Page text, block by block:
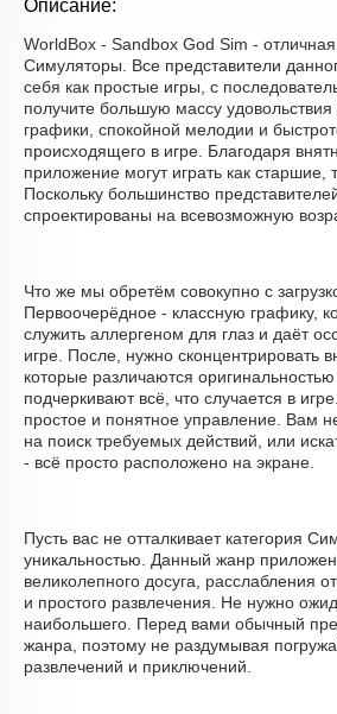
Описание:
WorldBox - Sandbox God Sim -
Симуляторы. Все представители
себя как простые игры, с
получите большую массу удовольствия
графики, спокойной мелодии и
происходящего в игре. Благодаря
приложение могут играть как старшие,
Поскольку большинство
спроектированы на всевозможную
Что же мы обретём совокупно с
Первоочерёдное - классную графику,
служить аллергеном для глаз и даёт
игре. После, нужно сконцентрировать
которые различаются
подчеркивают всё, что случается в
простое и понятное управление. Вам
на поиск требуемых действий, или
- всё просто расположено на экране.
Пусть вас не отталкивает категория
уникальностью. Данный жанр
великолепного досуга, расслабления
и простого развлечения. Не нужно
наибольшего. Перед вами обычный
жанра, поэтому не раздумывая
развлечений и приключений.